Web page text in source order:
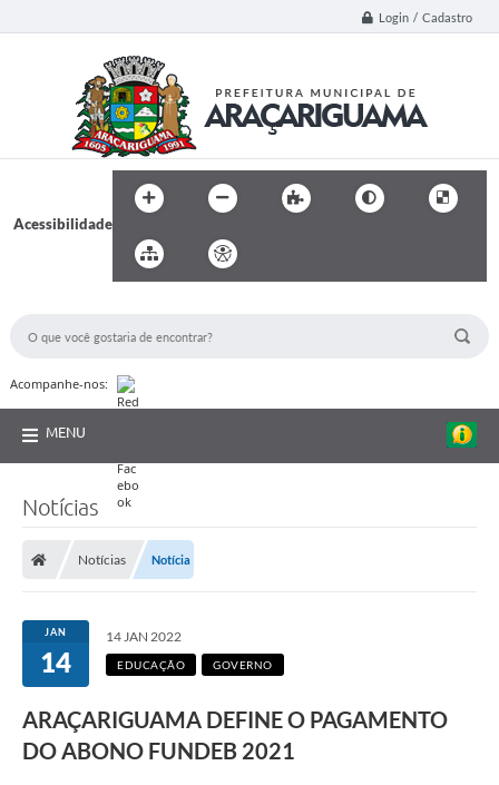
Login / Cadastro
Acessibilidade
Acompanhe-nos:
MENU
Notícias
Notícias Notícia
JAN
14
14 JAN 2022
EDUCAÇÃO GOVERNO
ARAÇARIGUAMA DEFINE O PAGAMENTO
DO ABONO FUNDEB 2021